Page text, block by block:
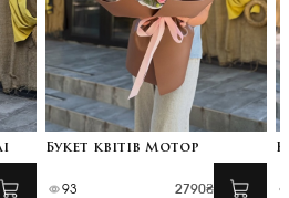
Букет квітів Мотор
93 2790₴